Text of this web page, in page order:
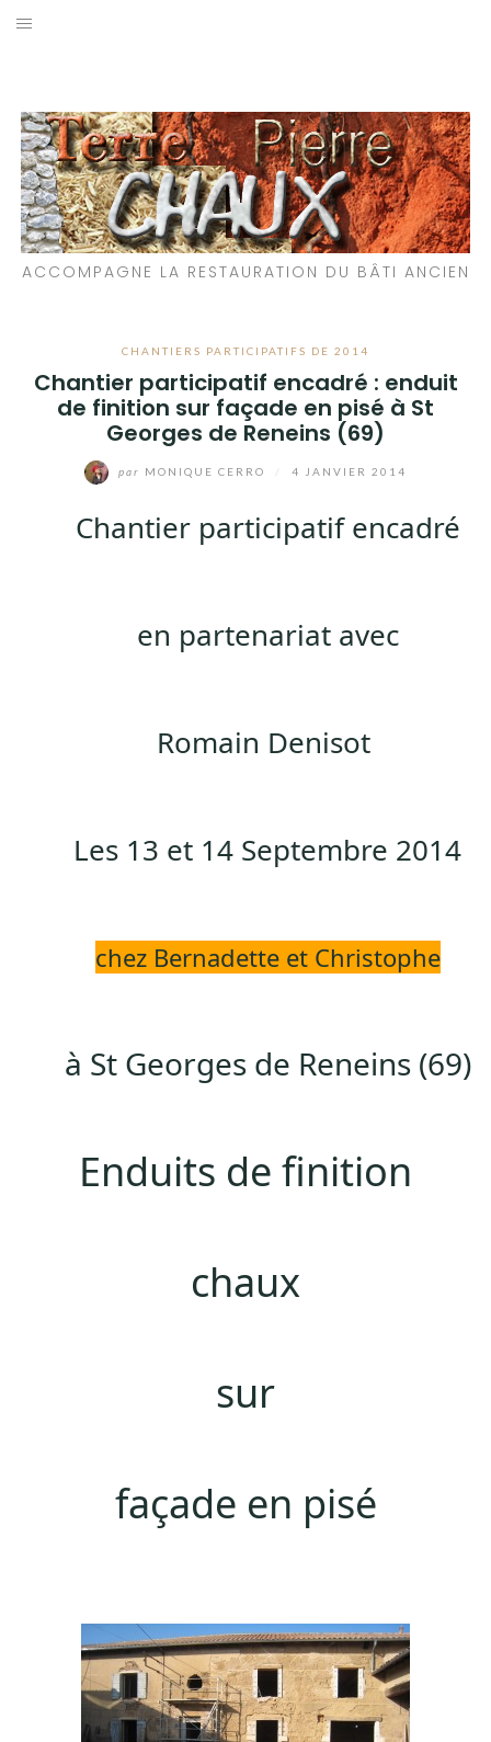
Aller
ACCOMPAGNE LA RESTAURATION DU BÂTI ANCIEN
CHANTIERS PARTICIPATIFS DE 2014
Chantier participatif encadré : enduit
de finition sur façade en pisé à St
Georges de Reneins (69)
par MONIQUE CERRO 4 JANVIER 2014
Chantier participatif encadré
en partenariat avec
Romain Denisot
Les 13 et 14 Septembre 2014
chez Bernadette et Christophe
à St Georges de Reneins (69)
Enduits de finition
chaux
sur
façade en pisé
PARTICIPATIFS
CHANTIERS RÉALISÉS
QUE PROPOSONS-NOUS ?